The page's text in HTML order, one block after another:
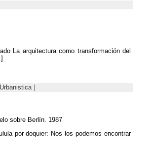
La arquitectura como transformación del
Urbanistica|
sobre Berlín . 1987
por doquier: Nos los podemos encontrar